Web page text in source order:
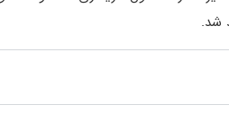
شد.